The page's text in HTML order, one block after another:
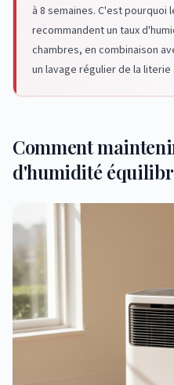
à 8 semaines. C'est pourquoi
recommandent un taux
chambres, en combinaison
un lavage régulier de la literie
Comment
d'humidité